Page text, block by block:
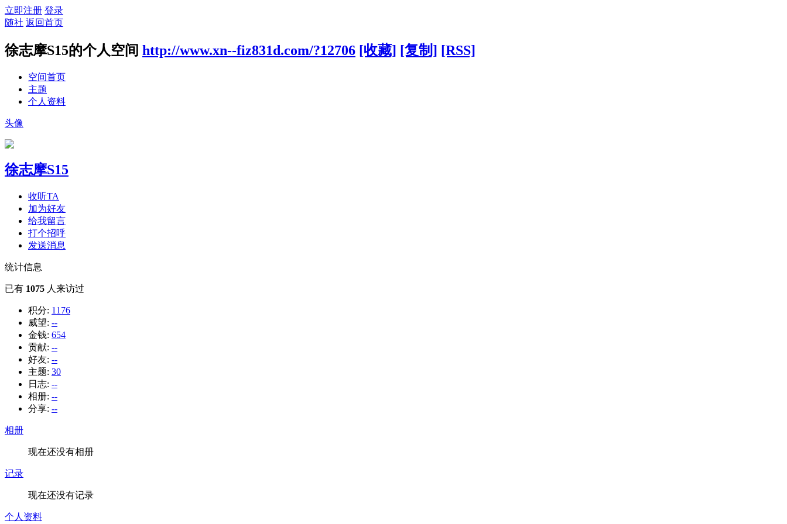
立即注册 登录
随社 返回首页
徐志摩S15的个人空间 http://www.xn--fiz831d.com/?12706 [收藏] [复制] [RSS]
空间首页
主题
个人资料
头像
徐志摩S15
收听TA
加为好友
给我留言
打个招呼
发送消息
统计信息
已有 1075 人来访过
积分: 1176
威望: --
金钱: 654
贡献: --
好友: --
主题: 30
日志: --
相册: --
分享: --
相册
现在还没有相册
记录
现在还没有记录
个人资料